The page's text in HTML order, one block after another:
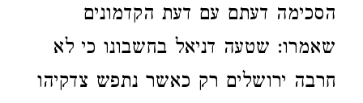
הסכימה דעתם עם דעת הקדמונים
שאמרו: שטעה דניאל בחשבונו כי לא
חרבה ירושלים רק כאשר נתפש צדקיהו